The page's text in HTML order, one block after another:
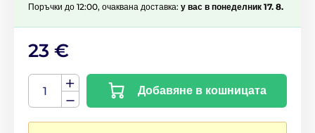
Поръчки до 12:00, очаквана доставка: у вас в понеделник 17. 8.
23 €
Добавяне в кошницата